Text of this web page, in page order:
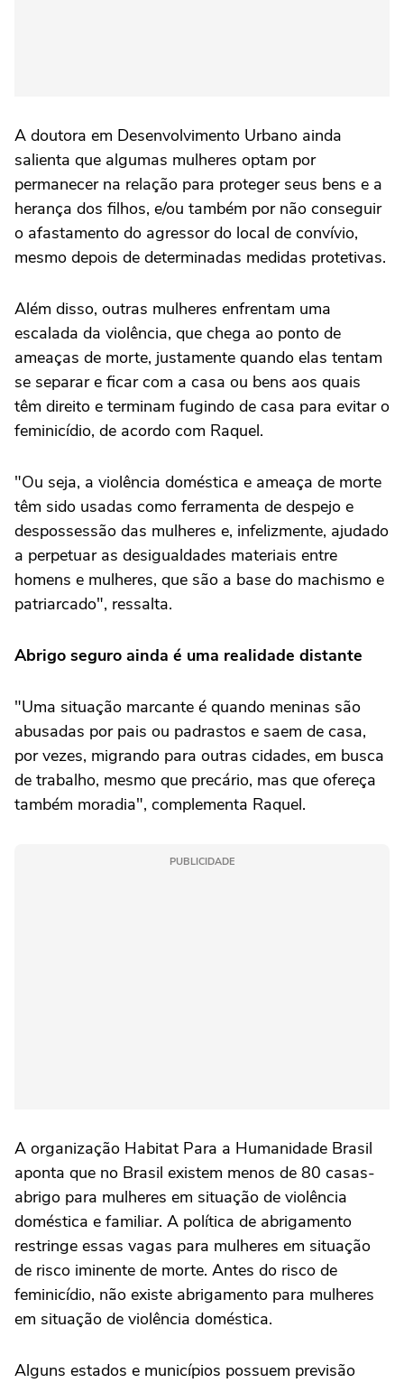
A doutora em Desenvolvimento Urbano ainda
salienta que algumas mulheres optam por
permanecer na relação para proteger seus bens e a
herança dos filhos, e/ou também por não conseguir
o afastamento do agressor do local de convívio,
mesmo depois de determinadas medidas protetivas.
Além disso, outras mulheres enfrentam uma
escalada da violência, que chega ao ponto de
ameaças de morte, justamente quando elas tentam
se separar e ficar com a casa ou bens aos quais
têm direito e terminam fugindo de casa para evitar o
feminicídio, de acordo com Raquel.
"Ou seja, a violência doméstica e ameaça de morte
têm sido usadas como ferramenta de despejo e
despossessão das mulheres e, infelizmente, ajudado
a perpetuar as desigualdades materiais entre
homens e mulheres, que são a base do machismo e
patriarcado", ressalta.
Abrigo seguro ainda é uma realidade distante
"Uma situação marcante é quando meninas são
abusadas por pais ou padrastos e saem de casa,
por vezes, migrando para outras cidades, em busca
de trabalho, mesmo que precário, mas que ofereça
também moradia", complementa Raquel.
PUBLICIDADE
A organização Habitat Para a Humanidade Brasil
aponta que no Brasil existem menos de 80 casas-
abrigo para mulheres em situação de violência
doméstica e familiar. A política de abrigamento
restringe essas vagas para mulheres em situação
de risco iminente de morte. Antes do risco de
feminicídio, não existe abrigamento para mulheres
em situação de violência doméstica.
Alguns estados e municípios possuem previsão